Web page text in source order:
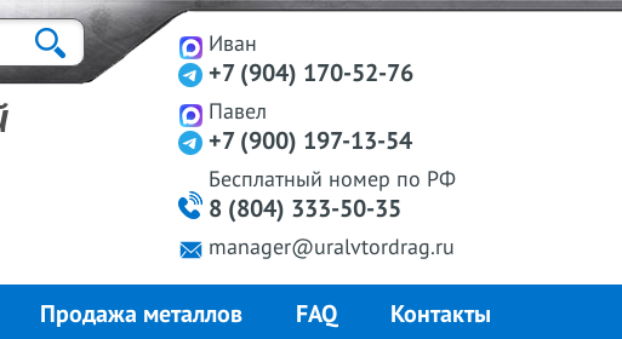
Иван
+7 (904) 170-52-76
Павел
+7 (900) 197-13-54
Бесплатный номер по РФ
8 (804) 333-50-35
manager@uralvtordrag.ru
Продажа металлов FAQ Контакты